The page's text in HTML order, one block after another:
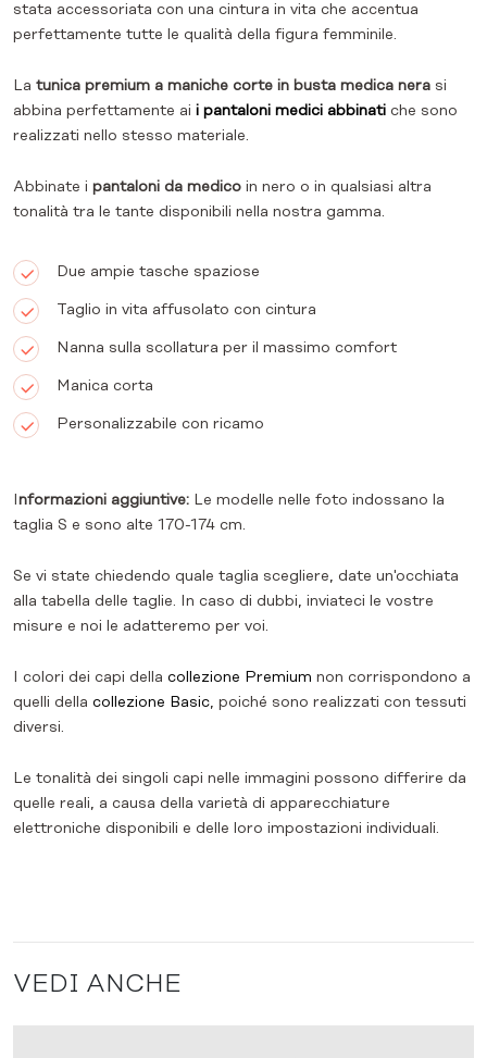
stata accessoriata con una cintura in vita che accentua
perfettamente tutte le qualità della figura femminile.
La tunica premium a maniche corte in busta medica nera si
abbina perfettamente ai i pantaloni medici abbinati che sono
realizzati nello stesso materiale.
Abbinate i pantaloni da medico in nero o in qualsiasi altra
tonalità tra le tante disponibili nella nostra gamma.
Due ampie tasche spaziose
Taglio in vita affusolato con cintura
Nanna sulla scollatura per il massimo comfort
Manica corta
Personalizzabile con ricamo
nformazioni aggiuntive: Le modelle nelle foto indossano la
taglia S e sono alte 170-174 cm.
Se vi state chiedendo quale taglia scegliere, date un'occhiata
alla tabella delle taglie. In caso di dubbi, inviateci le vostre
misure e noi le adatteremo per voi.
I colori dei capi della collezione Premium non corrispondono a
quelli della collezione Basic, poiché sono realizzati con tessuti
diversi.
Le tonalità dei singoli capi nelle immagini possono differire da
quelle reali, a causa della varietà di apparecchiature
elettroniche disponibili e delle loro impostazioni individuali.
VEDI ANCHE